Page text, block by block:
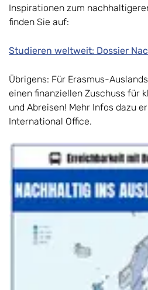
Inspirationen zum
finden Sie auf:
Studieren weltweit: Dossier
Übrigens: Für Erasmus-
einen finanziellen Zuschuss für
und Abreisen! Mehr Infos dazu
International Office.